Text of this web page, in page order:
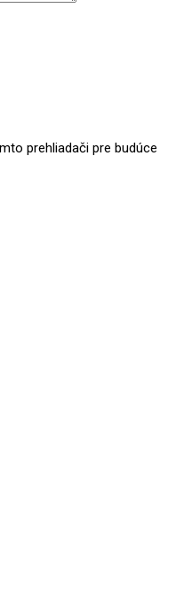
prehliadači pre budúce